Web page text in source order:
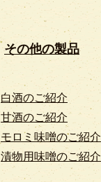
その他の製品
白酒のご紹介
甘酒のご紹介
モロミ味噌のご紹介
漬物用味噌のご紹介